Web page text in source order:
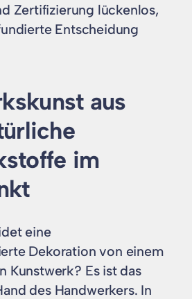
Zertifizierung lückenlos,
Entscheidung
aus
im
eine
Dekoration von einem
Kunstwerk? Es ist das
des Handwerkers. In